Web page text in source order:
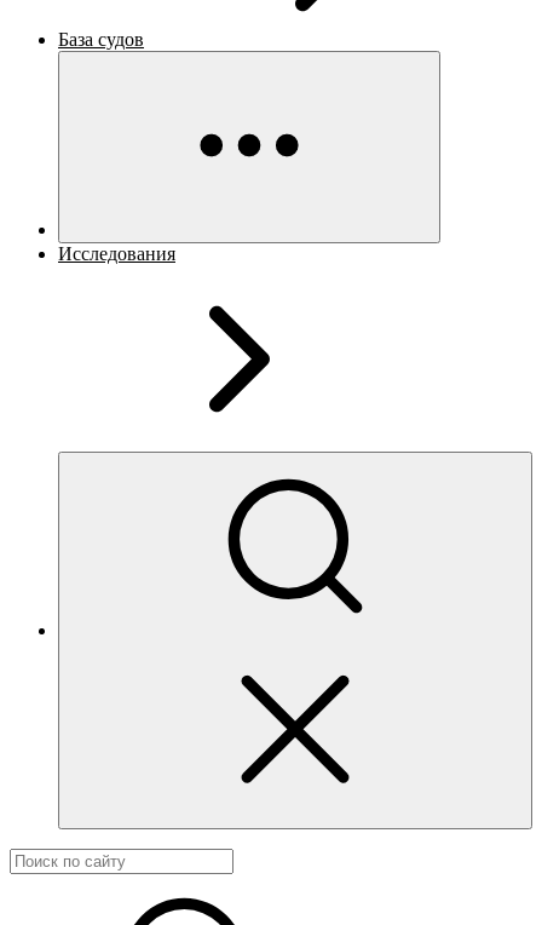
База судов
Исследования